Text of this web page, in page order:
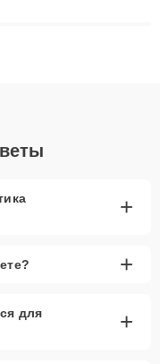
+
+
для
+